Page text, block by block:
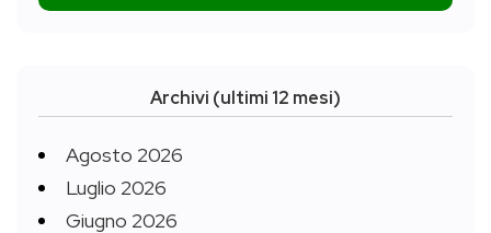
Archivi (ultimi 12 mesi)
Agosto 2026
Luglio 2026
Giugno 2026